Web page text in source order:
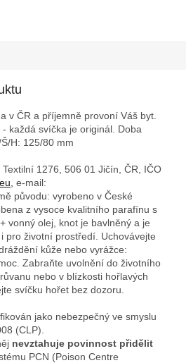
v ČR a příjemně provoní Váš byt.
každá svíčka je originál. Doba
H: 125/80 mm
1276, 506 01 Jičín, ČR, IČO
e-mail:
původu: vyrobeno v České
z vysoce kvalitního parafínu s
vonný olej, knot je bavlněný a je
pro životní prostředí. Uchovávejte
kůže nebo vyrážce:
Zabraňte uvolnění do životního
nebo v blízkosti hořlavých
svíčku hořet bez dozoru.
jako nebezpečný ve smyslu
(CLP).
nevztahuje povinnost přidělit
PCN (Poison Centre